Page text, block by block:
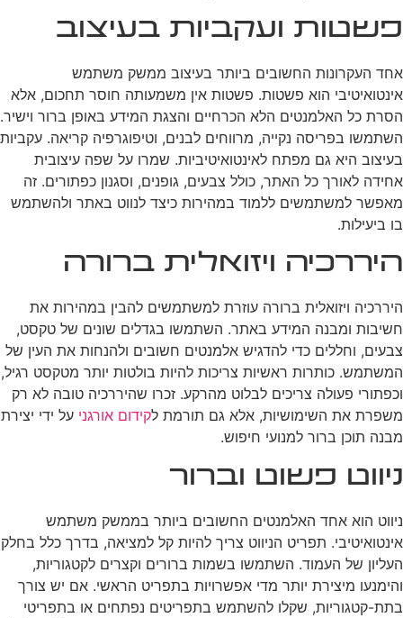
פשטות ועקביות בעיצוב
אחד העקרונות החשובים ביותר בעיצוב ממשק משתמש
אינטואיטיבי הוא פשטות. פשטות אין משמעותה חוסר תחכום, אלא
הסרת כל האלמנטים הלא הכרחיים והצגת המידע באופן ברור וישיר.
השתמשו בפריסה נקייה, מרווחים לבנים, וטיפוגרפיה קריאה. עקביות
בעיצוב היא גם מפתח לאינטואיטיביות. שמרו על שפה עיצובית
אחידה לאורך כל האתר, כולל צבעים, גופנים, וסגנון כפתורים. זה
מאפשר למשתמשים ללמוד במהירות כיצד לנווט באתר ולהשתמש
בו ביעילות.
היררכיה ויזואלית ברורה
היררכיה ויזואלית ברורה עוזרת למשתמשים להבין במהירות את
חשיבות ומבנה המידע באתר. השתמשו בגדלים שונים של טקסט,
צבעים, וחללים כדי להדגיש אלמנטים חשובים ולהנחות את העין של
המשתמש. כותרות ראשיות צריכות להיות בולטות יותר מטקסט רגיל,
וכפתורי פעולה צריכים לבלוט מהרקע. זכרו שהיררכיה טובה לא רק
משפרת את השימושיות, אלא גם תורמת לקידום אורגני על ידי יצירת
מבנה תוכן ברור למנועי חיפוש.
ניווט פשוט וברור
ניווט הוא אחד האלמנטים החשובים ביותר בממשק משתמש
אינטואיטיבי. תפריט הניווט צריך להיות קל למציאה, בדרך כלל בחלק
העליון של העמוד. השתמשו בשמות ברורים וקצרים לקטגוריות,
והימנעו מיצירת יותר מדי אפשרויות בתפריט הראשי. אם יש צורך
בתת-קטגוריות, שקלו להשתמש בתפריטים נפתחים או בתפריטי